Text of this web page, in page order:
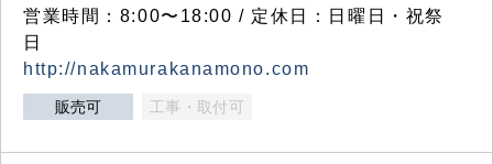
営業時間：8:00〜18:00 / 定休日：日曜日・祝祭
日
http://nakamurakanamono.com
販売可 工事・取付可